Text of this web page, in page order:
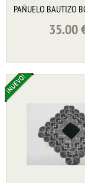
PAÑUELO BAUTIZO
35.00